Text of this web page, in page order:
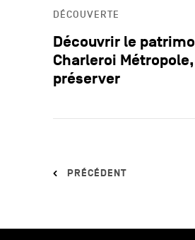
DÉCOUVERTE
Découvrir le
Charleroi
préserver
PRÉCÉDENT